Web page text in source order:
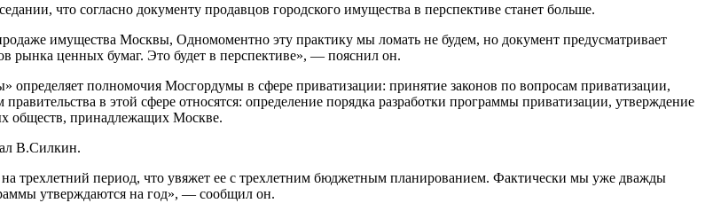
что согласно документу продавцов городского имущества в перспективе станет больше.
имущества Москвы, Одномоментно эту практику мы ломать не будем, но документ предусматривает
рынка ценных бумаг. Это будет в перспективе», — пояснил он.
полномочия Мосгордумы в сфере приватизации: принятие законов по вопросам приватизации,
в этой сфере относятся: определение порядка разработки программы приватизации, утверждение
обществ, принадлежащих Москве.
В.Силкин.
на трехлетний период, что увяжет ее с трехлетним бюджетным планированием. Фактически мы уже дважды
утверждаются на год», — сообщил он.